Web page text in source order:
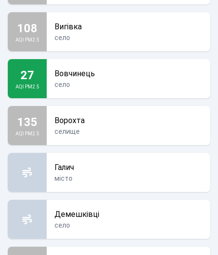
108
AQI PM2.5
Вигівка
село
27
AQI PM2.5
Вовчинець
село
135
AQI PM2.5
Ворохта
селище
Галич
місто
Демешківці
село